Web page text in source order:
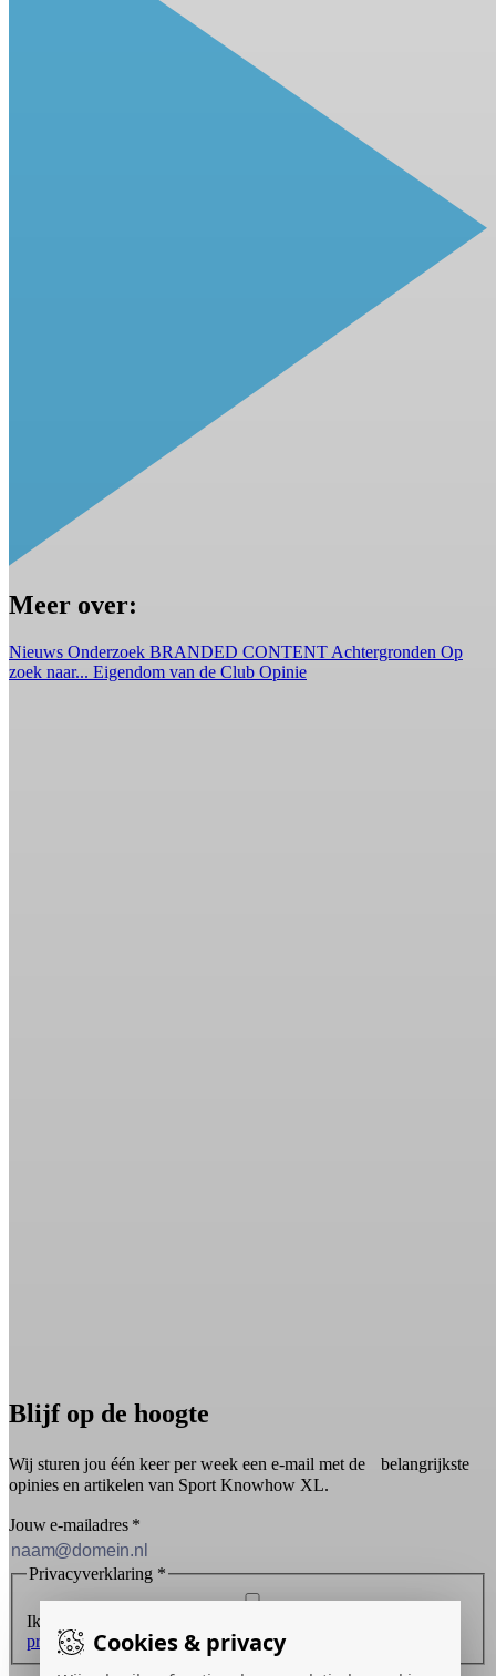
Cookies & privacy
Meer over:
Nieuws Onderzoek BRANDED CONTENT Achtergronden Op
zoek naar... Eigendom van de Club Opinie
Blijf op de hoogte
Wij sturen jou één keer per week een e-mail met de belangrijkste
opinies en artikelen van Sport Knowhow XL.
Jouw e-mailadres *
Privacyverklaring *
Ik ontvang graag de nieuwsbrief en ga akkoord met de
privacyverklaring.